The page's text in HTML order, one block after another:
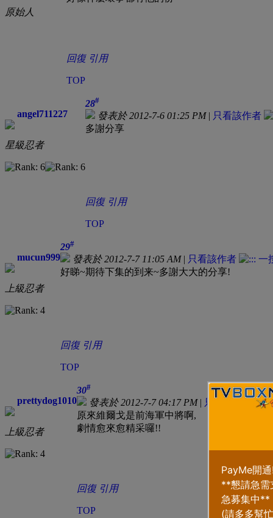
原始人
回復 引用
TOP
angel711227
星級忍者
28#
發表於 2012-7-6 01:25 PM| 只看該作者
多謝分享
回復 引用
TOP
mucun999
上級忍者
29#
發表於 2012-7-7 11:05 AM| 只看該作者
好睇~期待下集的到来~多謝大大的分享!
回復 引用
TOP
prettydog1010
上級忍者
30#
發表於 2012-7-7 04:17 PM| 只看該作者
原來維爾戈是前海軍中將啊,
劇情愈來愈精采囉!!
回復 引用
TOP